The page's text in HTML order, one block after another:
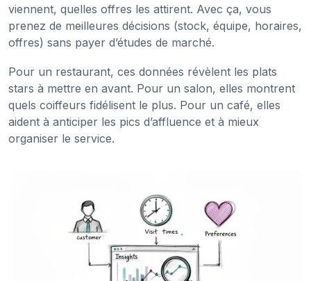
viennent, quelles offres les attirent. Avec ça, vous
prenez de meilleures décisions (stock, équipe, horaires,
offres) sans payer d’études de marché.
Pour un restaurant, ces données révèlent les plats
stars à mettre en avant. Pour un salon, elles montrent
quels coiffeurs fidélisent le plus. Pour un café, elles
aident à anticiper les pics d’affluence et à mieux
organiser le service.